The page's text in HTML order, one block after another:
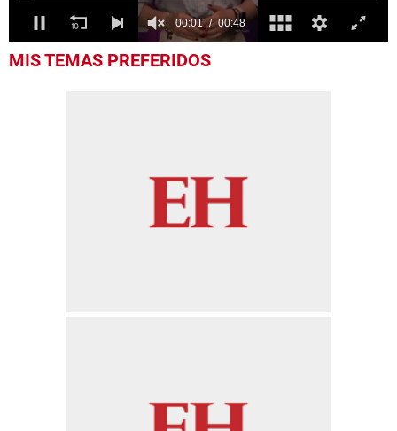
seconds
MIS TEMAS PREFERIDOS